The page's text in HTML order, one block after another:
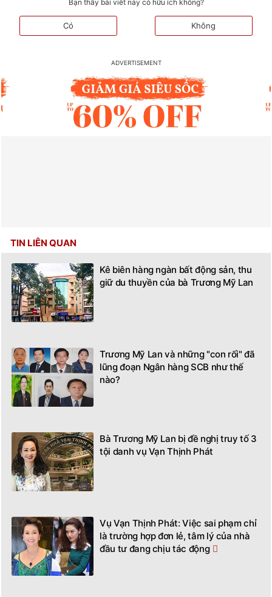
Bạn thấy bài viết này có hữu ích không?
Có Không
TIN LIÊN QUAN
Kê biên hàng ngàn bất động sản, thu
giữ du thuyền của bà Trương Mỹ Lan
Trương Mỹ Lan và những "con rối" đã
lũng đoạn Ngân hàng SCB như thế
nào?
Bà Trương Mỹ Lan bị đề nghị truy tố 3
tội danh vụ Vạn Thịnh Phát
Vụ Vạn Thịnh Phát: Việc sai phạm chỉ
là trường hợp đơn lẻ, tâm lý của nhà
đầu tư đang chịu tác động